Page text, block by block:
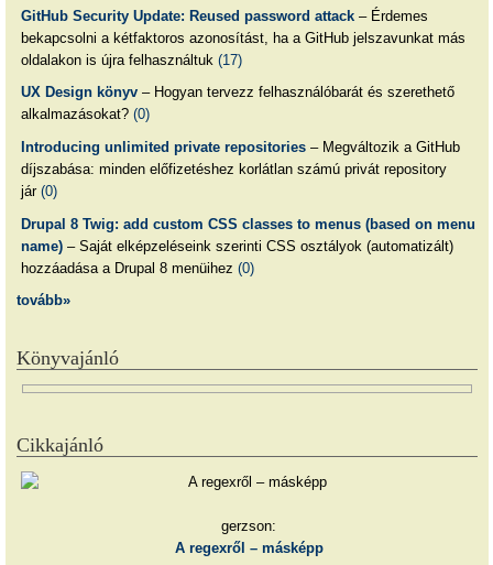
GitHub Security Update: Reused password attack– Érdemes
bekapcsolni a kétfaktoros azonosítást, ha a GitHub jelszavunkat más
oldalakon is újra felhasználtuk (17)
UX Design könyv– Hogyan tervezz felhasználóbarát és szerethető
alkalmazásokat? (0)
Introducing unlimited private repositories– Megváltozik a GitHub
díjszabása: minden előfizetéshez korlátlan számú privát repository
jár (0)
Drupal 8 Twig: add custom CSS classes to menus (based on menu
name)– Saját elképzeléseink szerinti CSS osztályok (automatizált)
hozzáadása a Drupal 8 menüihez (0)
tovább»
Könyvajánló
Cikkajánló
gerzson:
A regexről – másképp